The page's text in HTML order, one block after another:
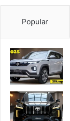
Popular